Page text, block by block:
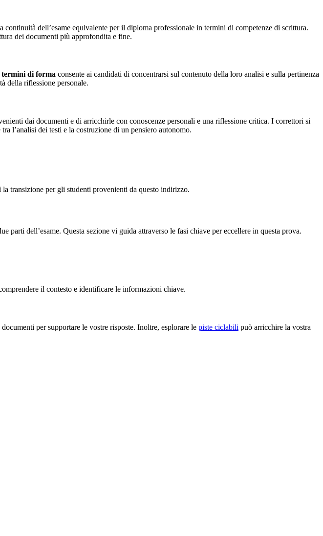
dell’esame equivalente per il diploma professionale in termini di competenze di scrittura.
dei documenti più approfondita e fine.
termini di forma consente ai candidati di concentrarsi sul contenuto della loro analisi e sulla pertinenza
della riflessione personale.
dai documenti e di arricchirle con conoscenze personali e una riflessione critica. I correttori si
l’analisi dei testi e la costruzione di un pensiero autonomo.
transizione per gli studenti provenienti da questo indirizzo.
parti dell’esame. Questa sezione vi guida attraverso le fasi chiave per eccellere in questa prova.
il contesto e identificare le informazioni chiave.
per supportare le vostre risposte. Inoltre, esplorare le piste ciclabili può arricchire la vostra